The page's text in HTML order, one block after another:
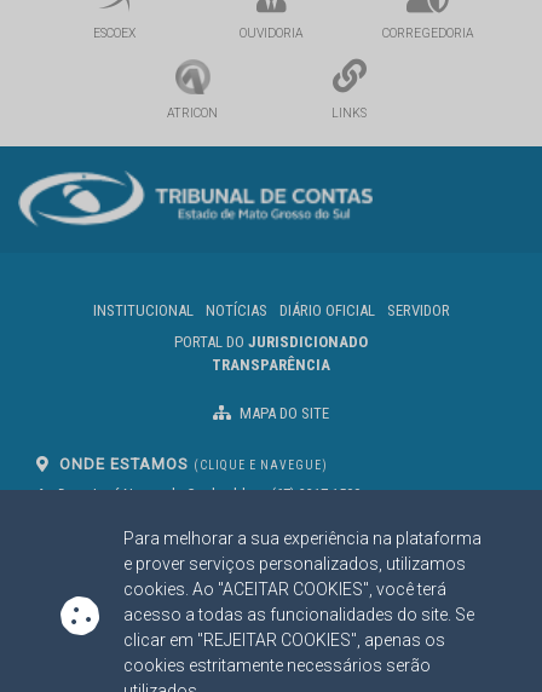
Para melhorar a sua experiência na plataforma
e prover serviços personalizados, utilizamos
cookies. Ao "ACEITAR COOKIES", você terá
acesso a todas as funcionalidades do site. Se
clicar em "REJEITAR COOKIES", apenas os
cookies estritamente necessários serão
ESCOEX OUVIDORIA CORREGEDORIA
ATRICON LINKS
INSTITUCIONAL NOTÍCIAS DIÁRIO OFICIAL
SERVIDOR
PORTAL DO JURISDICIONADO
TRANSPARÊNCIA
MAPA DO SITE
ONDE ESTAMOS (CLIQUE E NAVEGUE)
Av. Des. José Nunes da Cunha, bloco
Campo Grande/MS
CEP: 79031-310
(67) 3317-1500
SIGA NOSSAS REDES SOCIAIS